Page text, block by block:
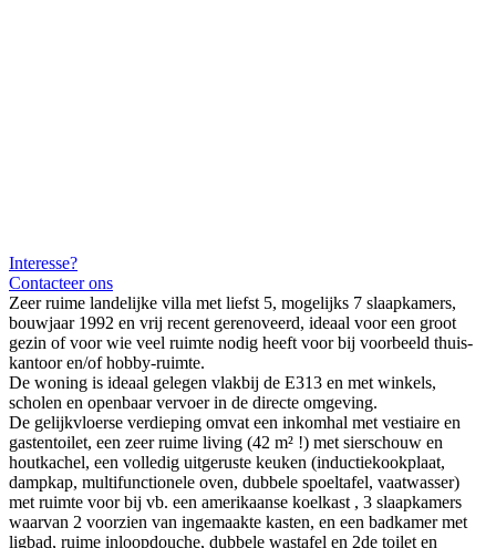
Interesse?
Contacteer ons
Zeer ruime landelijke villa met liefst 5, mogelijks 7 slaapkamers,
bouwjaar 1992 en vrij recent gerenoveerd, ideaal voor een groot
gezin of voor wie veel ruimte nodig heeft voor bij voorbeeld thuis-
kantoor en/of hobby-ruimte.
De woning is ideaal gelegen vlakbij de E313 en met winkels,
scholen en openbaar vervoer in de directe omgeving.
De gelijkvloerse verdieping omvat een inkomhal met vestiaire en
gastentoilet, een zeer ruime living (42 m² !) met sierschouw en
houtkachel, een volledig uitgeruste keuken (inductiekookplaat,
dampkap, multifunctionele oven, dubbele spoeltafel, vaatwasser)
met ruimte voor bij vb. een amerikaanse koelkast , 3 slaapkamers
waarvan 2 voorzien van ingemaakte kasten, en een badkamer met
ligbad, ruime inloopdouche, dubbele wastafel en 2de toilet en